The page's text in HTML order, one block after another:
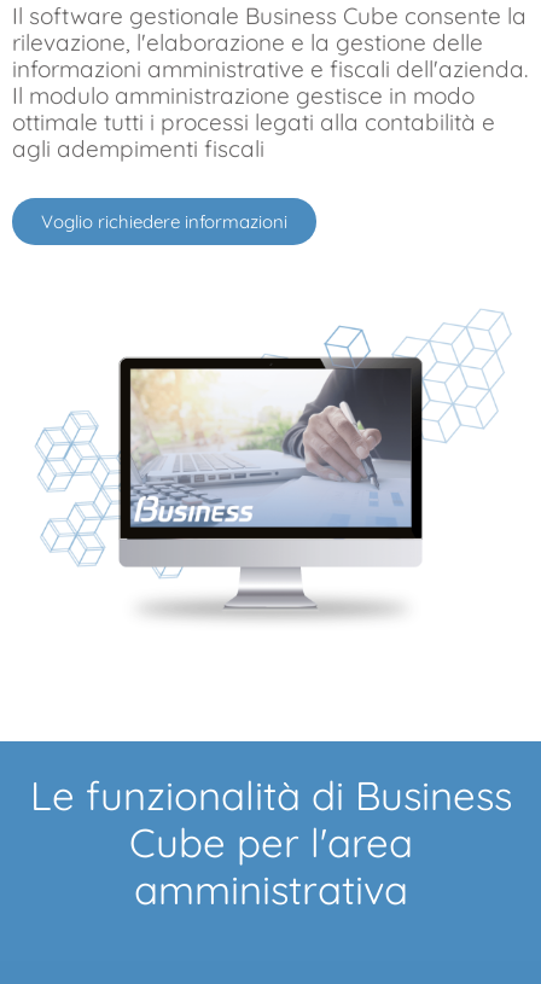
Il software gestionale Business Cube consente la
rilevazione, l'elaborazione e la gestione delle
informazioni amministrative e fiscali dell'azienda.
Il modulo amministrazione gestisce in modo
ottimale tutti i processi legati alla contabilità e
agli adempimenti fiscali
Voglio richiedere informazioni
Le funzionalità di Business
Cube per l'area
amministrativa